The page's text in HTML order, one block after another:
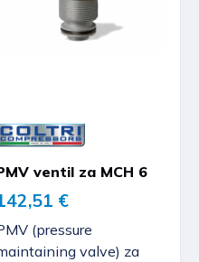
ventil za MCH 6
€
(pressure
valve) za